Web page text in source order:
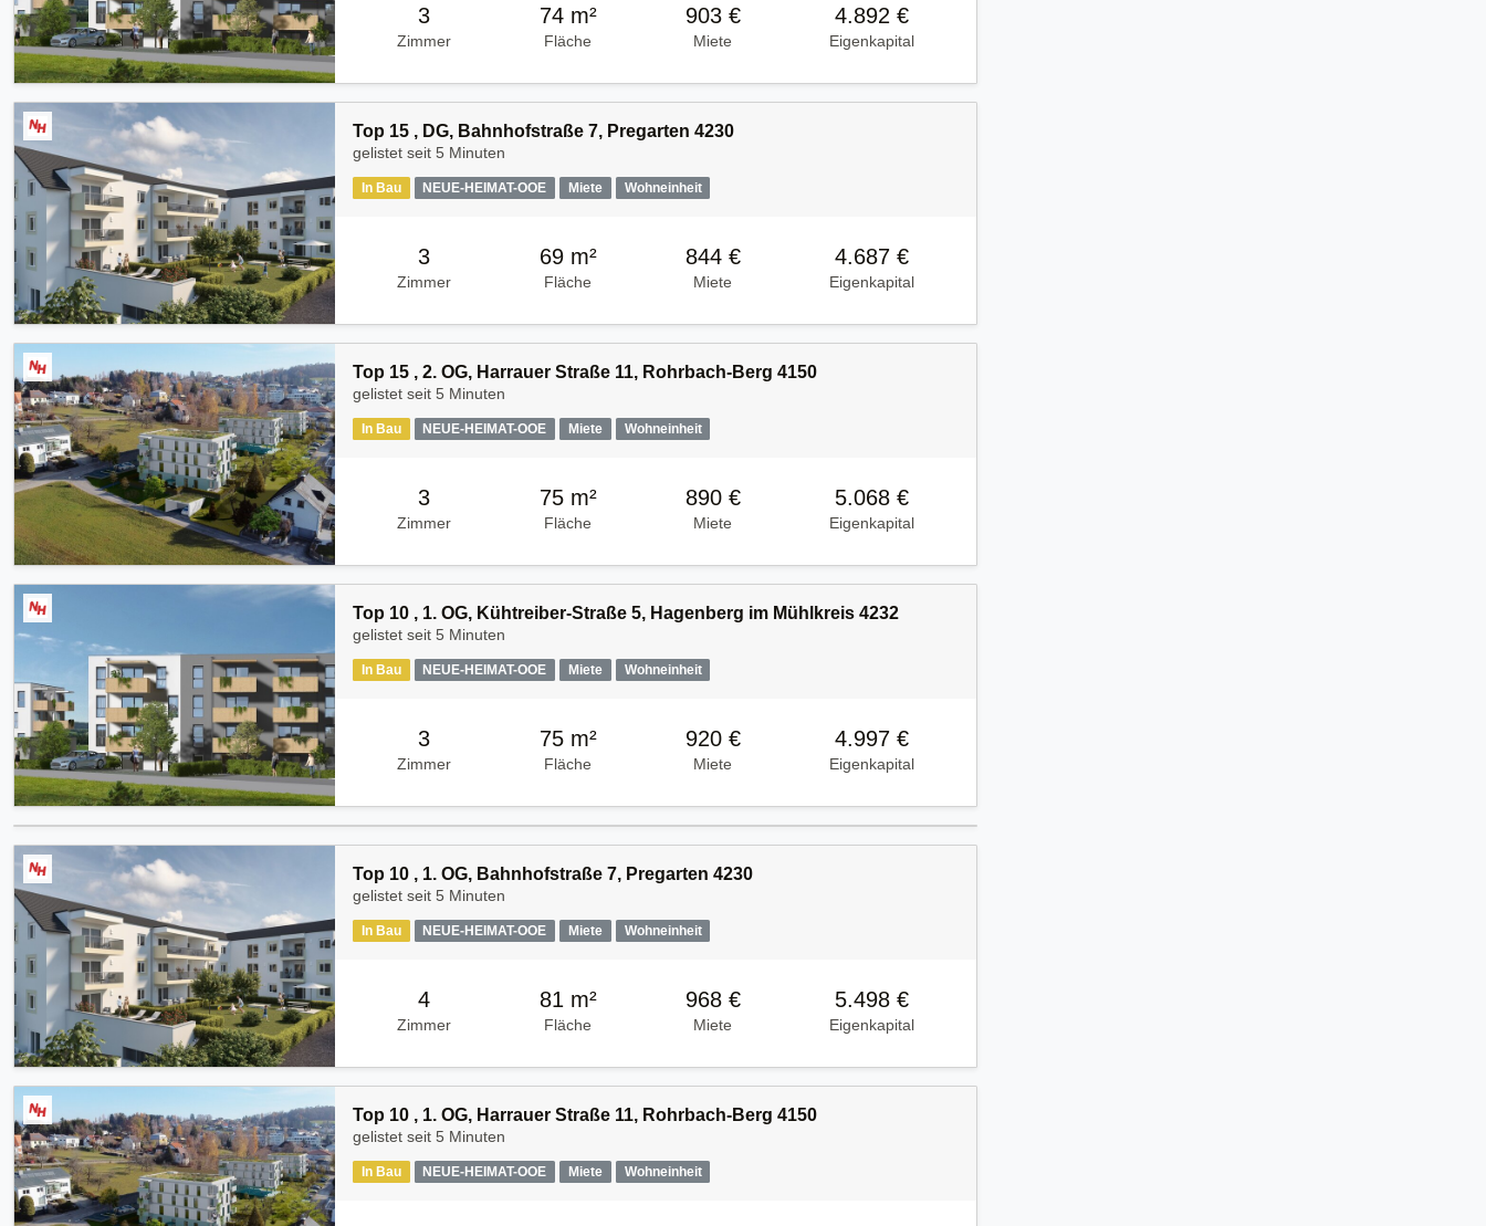
3
Zimmer
74 m²
Fläche
903 €
Miete
4.892 €
Eigenkapital
Top 15 , DG, Bahnhofstraße 7, Pregarten 4230
gelistet seit 5 Minuten
In Bau NEUE-HEIMAT-OOE Miete Wohneinheit
3
Zimmer
69 m²
Fläche
844 €
Miete
4.687 €
Eigenkapital
Top 15 , 2. OG, Harrauer Straße 11, Rohrbach-Berg 4150
gelistet seit 5 Minuten
In Bau NEUE-HEIMAT-OOE Miete Wohneinheit
3
Zimmer
75 m²
Fläche
890 €
Miete
5.068 €
Eigenkapital
Top 10 , 1. OG, Kühtreiber-Straße 5, Hagenberg im Mühlkreis 4232
gelistet seit 5 Minuten
In Bau NEUE-HEIMAT-OOE Miete Wohneinheit
3
Zimmer
75 m²
Fläche
920 €
Miete
4.997 €
Eigenkapital
Top 10 , 1. OG, Bahnhofstraße 7, Pregarten 4230
gelistet seit 5 Minuten
In Bau NEUE-HEIMAT-OOE Miete Wohneinheit
4
Zimmer
81 m²
Fläche
968 €
Miete
5.498 €
Eigenkapital
Top 10 , 1. OG, Harrauer Straße 11, Rohrbach-Berg 4150
gelistet seit 5 Minuten
In Bau NEUE-HEIMAT-OOE Miete Wohneinheit